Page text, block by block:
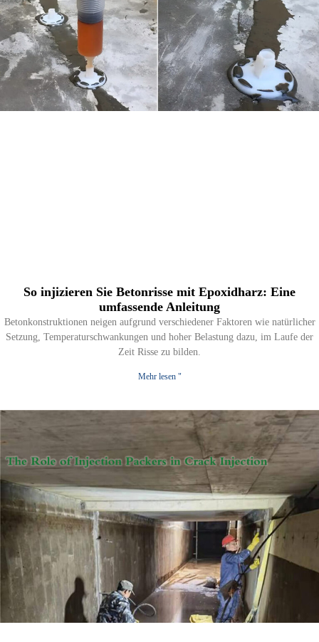
So injizieren Sie Betonrisse mit Epoxidharz: Eine
umfassende Anleitung
Betonkonstruktionen neigen aufgrund verschiedener Faktoren wie natürlicher
Setzung, Temperaturschwankungen und hoher Belastung dazu, im Laufe der
Zeit Risse zu bilden.
Mehr lesen "